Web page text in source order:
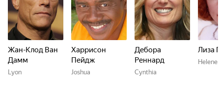
Жан-Клод Ван
Дамм
Lyon
Харрисон
Пейдж
Joshua
Дебора
Реннард
Cynthia
Лиза
Helene